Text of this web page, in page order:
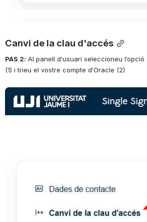
Canvi de la clau d'accés
PAS 2: Al panell d’usuari seleccioneu
(1) i trieu el vostre compte d’Oracle (2)